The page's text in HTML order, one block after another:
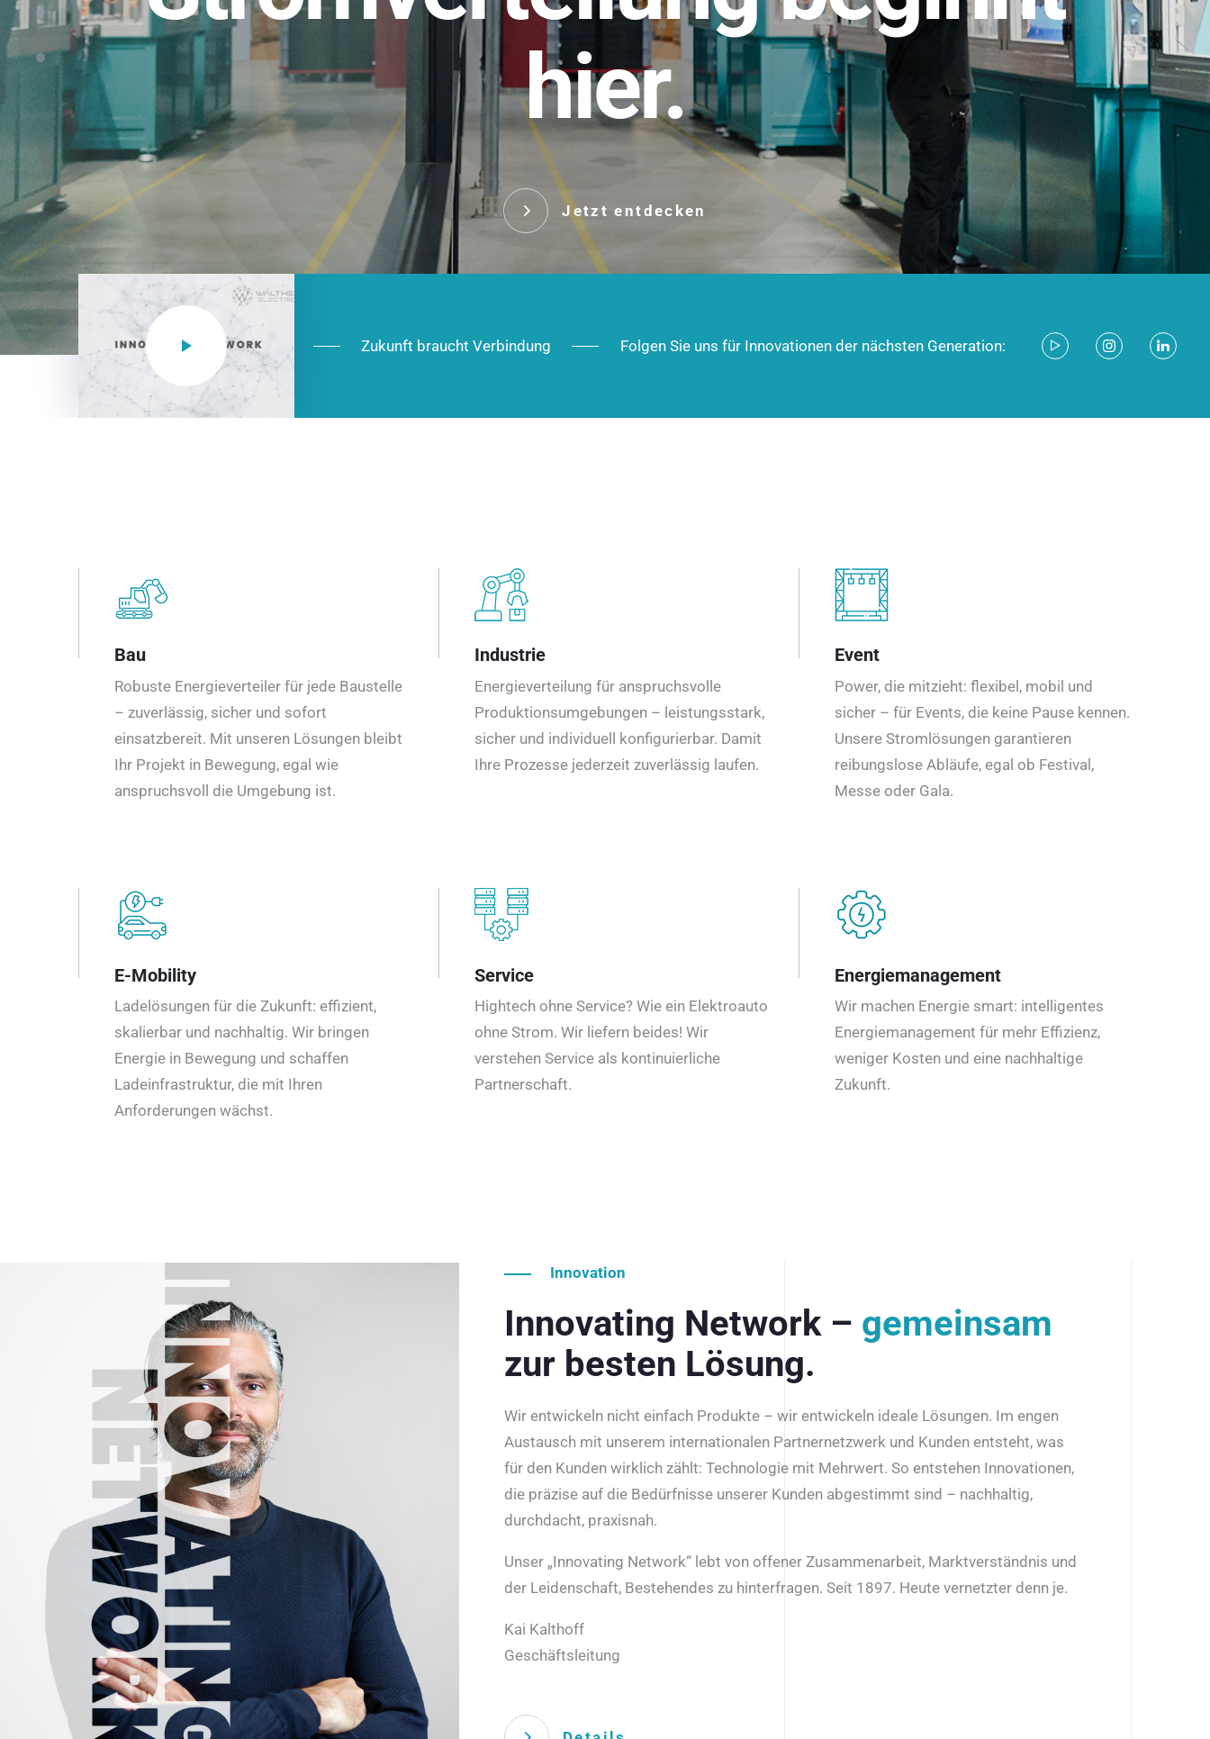
hier.
Jetzt entdecken
NEO CEE: Energieverteilung mit System. Robust im Alltag,
effizient in der Installation, zukunftsfähig im Ausbau.
Das innovative Stecksystem für industrielle Anwendungen –
robust, IP-geschützt und zukunftsfähig.
Jetzt entdecken
Zukunft braucht Verbindung Folgen Sie uns für Innovationen der nächsten Generation:
Bau
Robuste Energieverteiler für jede Baustelle
– zuverlässig, sicher und sofort
einsatzbereit. Mit unseren Lösungen bleibt
Ihr Projekt in Bewegung, egal wie
anspruchsvoll die Umgebung ist.
Industrie
Energieverteilung für anspruchsvolle
Produktionsumgebungen – leistungsstark,
sicher und individuell konfigurierbar. Damit
Ihre Prozesse jederzeit zuverlässig laufen.
Event
Power, die mitzieht: flexibel, mobil und
sicher – für Events, die keine Pause kennen.
Unsere Stromlösungen garantieren
reibungslose Abläufe, egal ob Festival,
Messe oder Gala.
E-Mobility
Ladelösungen für die Zukunft: effizient,
skalierbar und nachhaltig. Wir bringen
Energie in Bewegung und schaffen
Ladeinfrastruktur, die mit Ihren
Anforderungen wächst.
Service
Hightech ohne Service? Wie ein Elektroauto
ohne Strom. Wir liefern beides! Wir
verstehen Service als kontinuierliche
Partnerschaft.
Energiemanagement
Wir machen Energie smart: intelligentes
Energiemanagement für mehr Effizienz,
weniger Kosten und eine nachhaltige
Zukunft.
Innovation
Innovating Network – gemeinsam
zur besten Lösung.
Wir entwickeln nicht einfach Produkte – wir entwickeln ideale Lösungen. Im engen
Austausch mit unserem internationalen Partnernetzwerk und Kunden entsteht, was
für den Kunden wirklich zählt: Technologie mit Mehrwert. So entstehen Innovationen,
die präzise auf die Bedürfnisse unserer Kunden abgestimmt sind – nachhaltig,
durchdacht, praxisnah.
Unser „Innovating Network“ lebt von offener Zusammenarbeit, Marktverständnis und
der Leidenschaft, Bestehendes zu hinterfragen. Seit 1897. Heute vernetzter denn je.
Kai Kalthoff
Geschäftsleitung